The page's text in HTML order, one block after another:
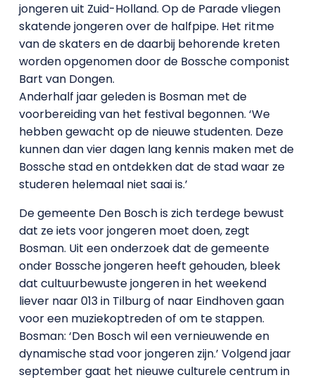
jongeren uit Zuid-Holland. Op de Parade vliegen
skatende jongeren over de halfpipe. Het ritme
van de skaters en de daarbij behorende kreten
worden opgenomen door de Bossche componist
Bart van Dongen.
Anderhalf jaar geleden is Bosman met de
voorbereiding van het festival begonnen. ‘We
hebben gewacht op de nieuwe studenten. Deze
kunnen dan vier dagen lang kennis maken met de
Bossche stad en ontdekken dat de stad waar ze
studeren helemaal niet saai is.’
De gemeente Den Bosch is zich terdege bewust
dat ze iets voor jongeren moet doen, zegt
Bosman. Uit een onderzoek dat de gemeente
onder Bossche jongeren heeft gehouden, bleek
dat cultuurbewuste jongeren in het weekend
liever naar 013 in Tilburg of naar Eindhoven gaan
voor een muziekoptreden of om te stappen.
Bosman: ‘Den Bosch wil een vernieuwende en
dynamische stad voor jongeren zijn.’ Volgend jaar
september gaat het nieuwe culturele centrum in